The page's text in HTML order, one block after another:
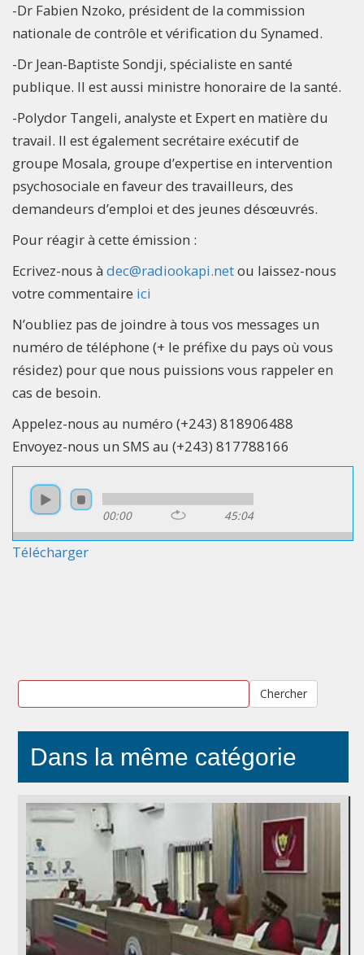
-Dr Fabien Nzoko, président de la commission
nationale de contrôle et vérification du Synamed.
-Dr Jean-Baptiste Sondji, spécialiste en santé
publique. Il est aussi ministre honoraire de la santé.
-Polydor Tangeli, analyste et Expert en matière du
travail. Il est également secrétaire exécutif de
groupe Mosala, groupe d’expertise en intervention
psychosociale en faveur des travailleurs, des
demandeurs d’emploi et des jeunes désœuvrés.
Pour réagir à cette émission :
Ecrivez-nous à dec@radiookapi.netou laissez-nous
votre commentaire ici
N’oubliez pas de joindre à tous vos messages un
numéro de téléphone (+ le préfixe du pays où vous
résidez) pour que nous puissions vous rappeler en
cas de besoin.
Appelez-nous au numéro (+243) 818906488
Envoyez-nous un SMS au (+243) 817788166
00:00 45:04
Télécharger
Chercher
Dans la même catégorie